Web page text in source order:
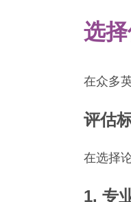
选
在众多
评估
在选择
1. 专